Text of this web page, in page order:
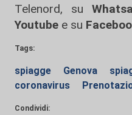
Telenord, su
Youtube e su
Tags:
spiagge Genova
coronavirus
Condividi: